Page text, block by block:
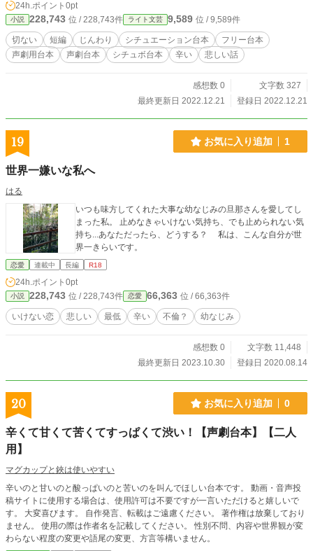
24h.ポイント 0pt
小説 228,743 位 / 228,743件 ライト文芸 9,589 位 / 9,589件
切ない 短編 じんわり シチュエーション台本
フリー台本
声劇用台本
声劇台本 シチュボ台本 辛い 悲しい話
感想数 0
文字数 327
最終更新日 2022.12.21
登録日 2022.12.21
19 お気に入り追加 1
世界一嫌いな私へ
はる
いつも味方してくれた大事な幼なじみの旦那さんを愛してし
まった私。 止めなきゃいけない気持ち、でも止められない気
持ち...あなただったら、どうする？ 私は、こんな自分が世
界一きらいです。
恋愛 連載中 長編 R18
24h.ポイント 0pt
小説 228,743 位 / 228,743件 恋愛 66,363 位 / 66,363件
いけない恋 悲しい 最低 辛い 不倫？ 幼なじみ
感想数 0
文字数 11,448
最終更新日 2023.10.30
登録日 2020.08.14
20 お気に入り追加 0
辛くて甘くて苦くてすっぱくて渋い！【声劇台本】【二人
用】
マグカップと鋏は使いやすい
辛いのと甘いのと酸っぱいのと苦いのを叫んでほしい台本です。 動画・音声投
稿サイトに使用する場合は、使用許可は不要ですが一言いただけると嬉しいで
す。 大変喜びます。 自作発言、転載はご遠慮ください。 著作権は放棄しており
ません。 使用の際は作者名を記載してください。 性別不問、内容や世界観が変
わらない程度の変更や語尾の変更、方言等構いません。